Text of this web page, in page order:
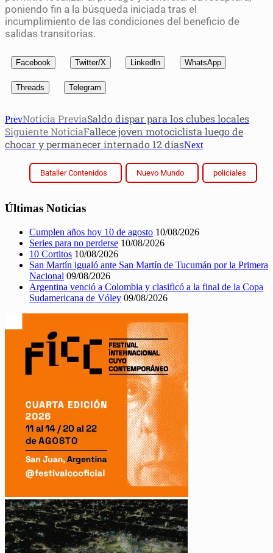
poniendo fin a la búsqueda iniciada tras el
incumplimiento de las condiciones del beneficio de
salidas transitorias.
Facebook Twitter/X LinkedIn WhatsApp
Threads Telegram
PrevNoticia PreviaSaldo dispar para los clubes locales
Siguiente NoticiaFallece joven motociclista luego de
chocar y permanecer internado 12 díasNext
Bataller Contenidos Nuevo Mundo policiales
Últimas Noticias
Cumplen años hoy 10 de agosto 10/08/2026
Series para no perderse 10/08/2026
10 Cortitos 10/08/2026
San Martín igualó ante San Martín de Tucumán por la Primera
Nacional 09/08/2026
Argentina venció a Colombia y clasificó a la final de la Copa
Sudamericana de Vóley 09/08/2026